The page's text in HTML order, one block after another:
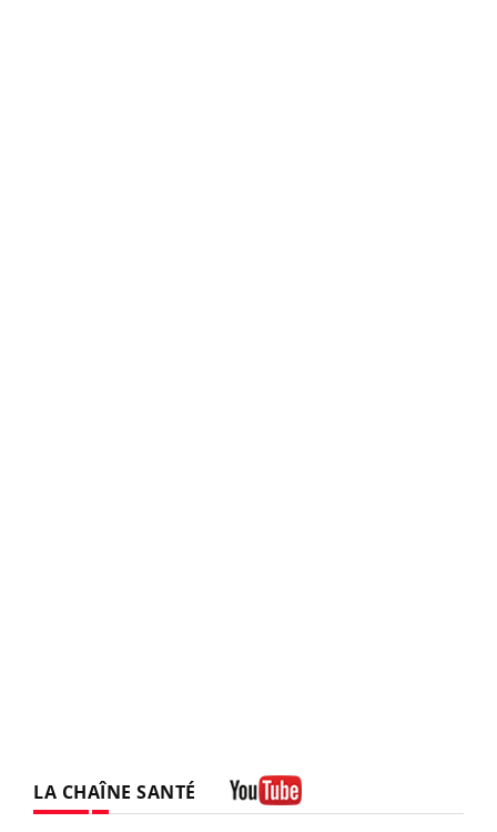
LA CHAÎNE SANTÉ